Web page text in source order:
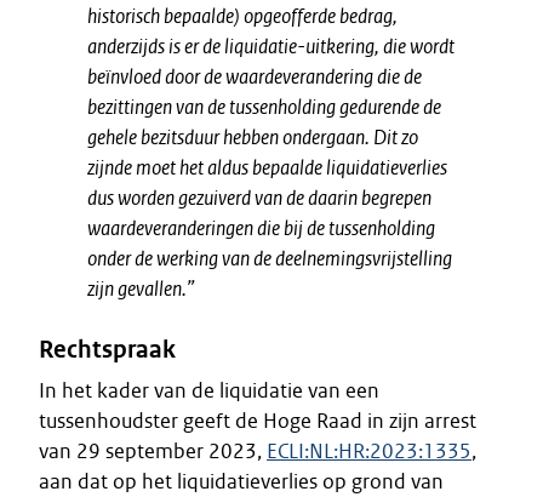
historisch bepaalde) opgeofferde bedrag,
anderzijds is er de liquidatie-uitkering, die wordt
beïnvloed door de waardeverandering die de
bezittingen van de tussenholding gedurende de
gehele bezitsduur hebben ondergaan. Dit zo
zijnde moet het aldus bepaalde liquidatieverlies
dus worden gezuiverd van de daarin begrepen
waardeveranderingen die bij de tussenholding
onder de werking van de deelnemingsvrijstelling
zijn gevallen.”
Rechtspraak
In het kader van de liquidatie van een
tussenhoudster geeft de Hoge Raad in zijn arrest
van 29 september 2023, ECLI:NL:HR:2023:1335,
aan dat op het liquidatieverlies op grond van